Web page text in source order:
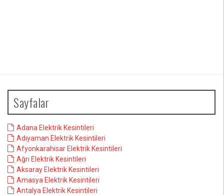
Sayfalar
Adana Elektrik Kesintileri
Adıyaman Elektrik Kesintileri
Afyonkarahisar Elektrik Kesintileri
Ağrı Elektrik Kesintileri
Aksaray Elektrik Kesintileri
Amasya Elektrik Kesintileri
Antalya Elektrik Kesintileri